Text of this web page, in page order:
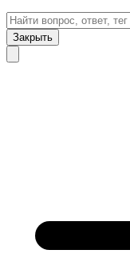
Закрыть